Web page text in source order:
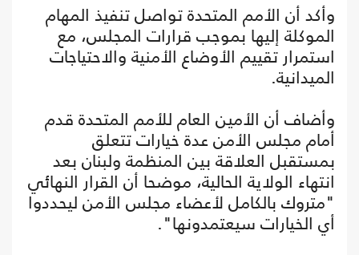
وأكد أن الأمم المتحدة تواصل تنفيذ المهام
الموكلة إليها بموجب قرارات المجلس، مع
استمرار تقييم الأوضاع الأمنية والاحتياجات
الميدانية.
وأضاف أن الأمين العام للأمم المتحدة قدم
أمام مجلس الأمن عدة خيارات تتعلق
بمستقبل العلاقة بين المنظمة ولبنان بعد
انتهاء الولاية الحالية، موضحا أن القرار النهائي
"متروك بالكامل لأعضاء مجلس الأمن ليحددوا
أي الخيارات سيعتمدونها".